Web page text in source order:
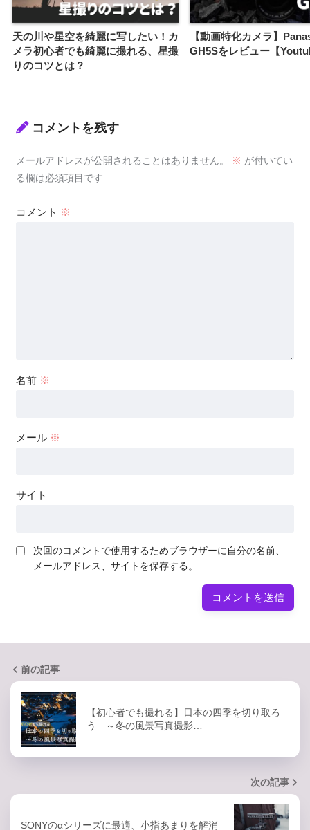
天の川や星空を綺麗に写したい！カ
メラ初心者でも綺麗に撮れる、星撮
りのコツとは？
【動画特化カメラ】
GH5Sをレビュー【
コメントを残す
メールアドレスが公開されることはありません。 ※ が付いてい
る欄は必須項目です
コメント ※
名前 ※
メール ※
サイト
次回のコメントで使用するためブラウザーに自分の名前、
メールアドレス、サイトを保存する。
前の記事
【初心者でも撮れる】日本の四季を切り取ろ
う ～冬の風景写真撮影…
次の記事
SONYのαシリーズに最適、小指あまりを解消